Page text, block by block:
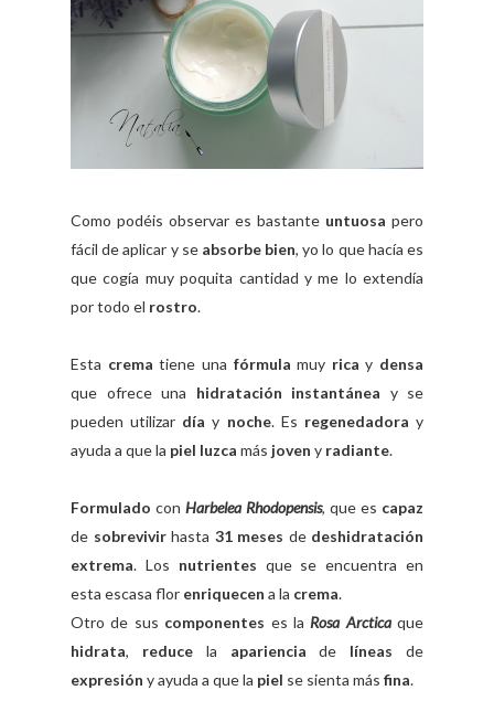
Como podéis observar es bastante untuosa pero
fácil de aplicar y se absorbe bien, yo lo que hacía es
que cogía muy poquita cantidad y me lo extendía
por todo el rostro.
Esta crematiene una fórmula muy ricay densa
que ofrece una hidratación instantánea y se
pueden utilizar díay noche. Es regenedadoray
ayuda a que la piel luzca más joven y radiante.
Formulado con Harbelea Rhodopensis, que es capaz
de sobrevivirhasta 31 meses de deshidratación
extrema. Los nutrientes que se encuentra en
esta escasa flor enriquecen a la crema.
Otro de sus componentes es la Rosa Arcticaque
hidrata, reducela apariencia de líneas de
expresión y ayuda a que la piel se sienta más fina.